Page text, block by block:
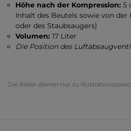
Höhe nach der Kompression: 5
Inhalt des Beutels sowie von
oder des Staubsaugers)
Volumen: 17 Liter
Die Position des
Die Bilder dienen nur zu